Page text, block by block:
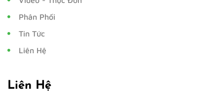
Phân Phối
Tin Tức
Liên Hệ
Liên Hệ